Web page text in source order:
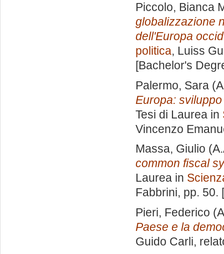
Piccolo, Bianca
globalizzazione
dell'Europa
politica, Luiss
[Bachelor's
Palermo, Sara
Europa:
Tesi di Laurea in
Vincenzo
Massa, Giulio
common fiscal
Laurea in
Fabbrini, pp. 50.
Pieri, Federico
Paese e la
Guido Carli,